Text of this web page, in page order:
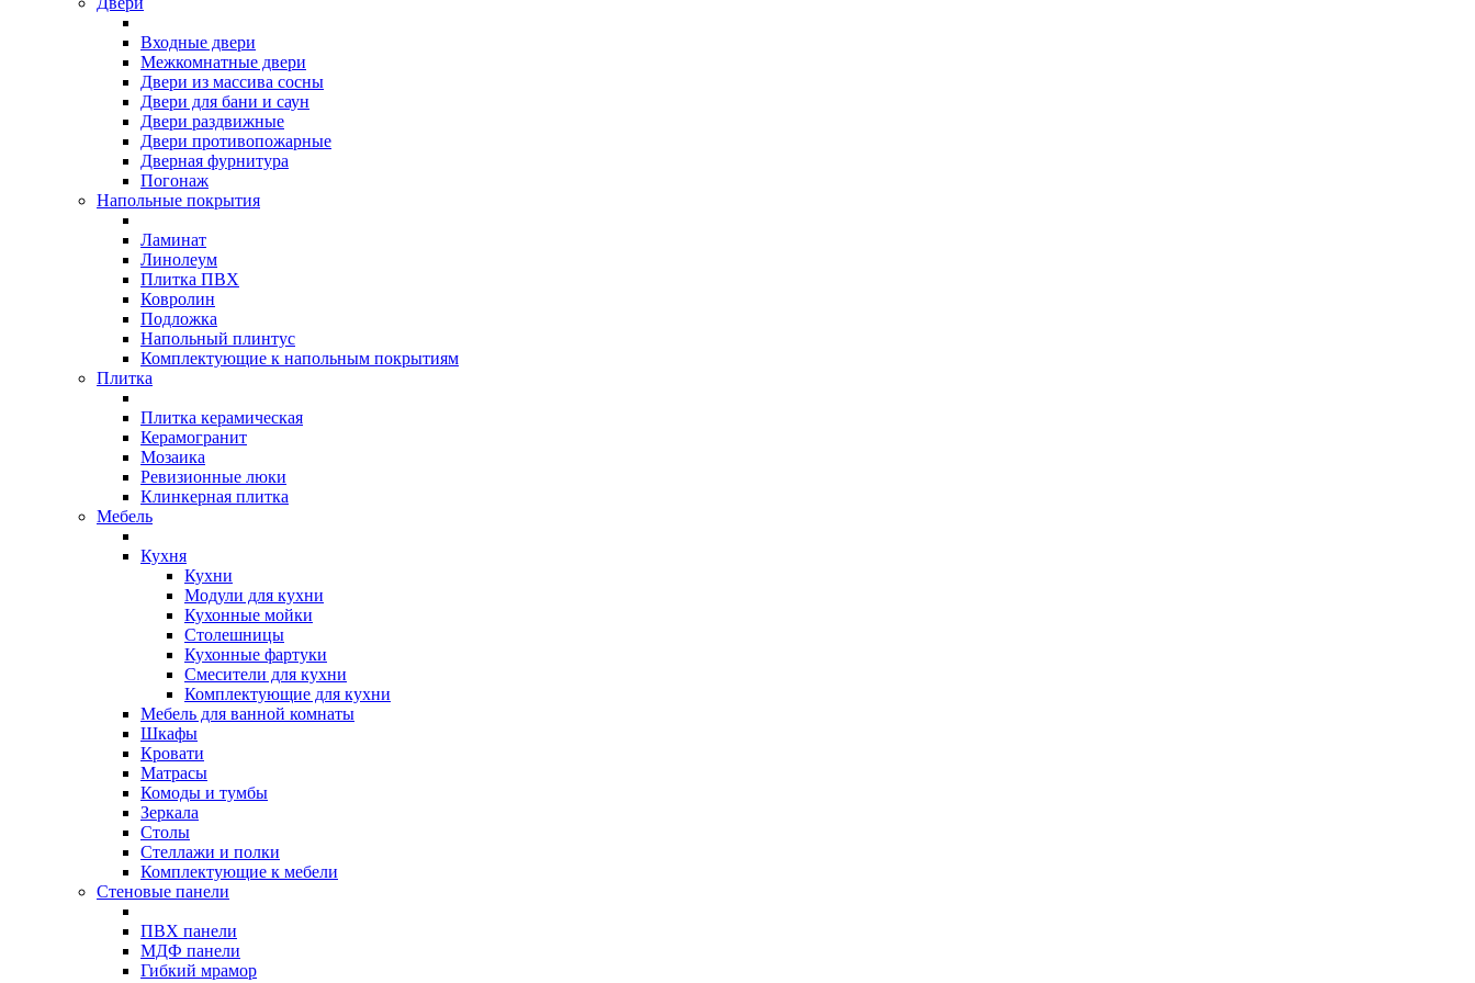
Входные двери
Межкомнатные двери
Двери из массива сосны
Двери для бани и саун
Двери раздвижные
Двери противопожарные
Дверная фурнитура
Погонаж
Напольные покрытия
Ламинат
Линолеум
Плитка ПВХ
Ковролин
Подложка
Напольный плинтус
Комплектующие к напольным покрытиям
Плитка
Плитка керамическая
Керамогранит
Мозаика
Ревизионные люки
Клинкерная плитка
Мебель
Кухня
Кухни
Модули для кухни
Кухонные мойки
Столешницы
Кухонные фартуки
Смесители для кухни
Комплектующие для кухни
Мебель для ванной комнаты
Шкафы
Кровати
Матрасы
Комоды и тумбы
Зеркала
Столы
Стеллажи и полки
Комплектующие к мебели
Стеновые панели
ПВХ панели
МДФ панели
Гибкий мрамор